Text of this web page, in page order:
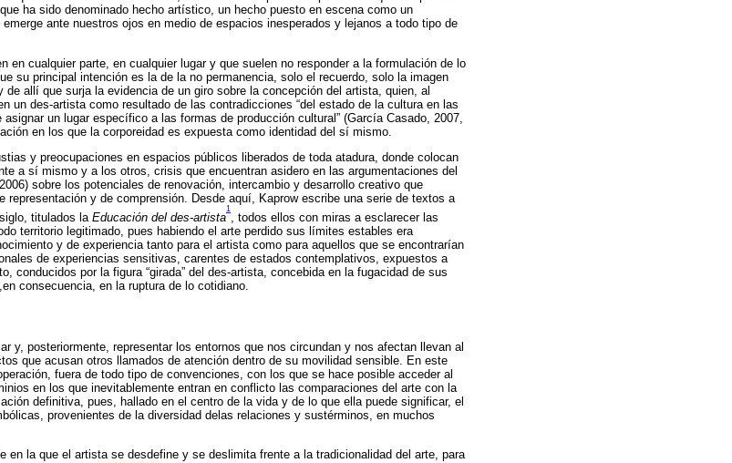
ha sido denominado hecho artístico, un hecho puesto en escena como un
ante nuestros ojos en medio de espacios inesperados y lejanos a todo tipo de
en cualquier parte, en cualquier lugar y que suelen no responder a la formulación de lo
su principal intención es la de la no permanencia, solo el recuerdo, solo la imagen
allí que surja la evidencia de un giro sobre la concepción del artista, quien, al
un des-artista como resultado de las contradicciones “del estado de la cultura en las
un lugar específico a las formas de producción cultural” (García Casado, 2007,
en los que la corporeidad es expuesta como identidad del sí mismo.
y preocupaciones en espacios públicos liberados de toda atadura, donde colocan
a sí mismo y a los otros, crisis que encuentran asidero en las argumentaciones del
sobre los potenciales de renovación, intercambio y desarrollo creativo que
representación y de comprensión. Desde aquí, Kaprow escribe una serie de textos a
titulados la Educación del des-artista
1
, todos ellos con miras a esclarecer las
territorio legitimado, pues habiendo el arte perdido sus límites estables era
y de experiencia tanto para el artista como para aquellos que se encontrarían
de experiencias sensitivas, carentes de estados contemplativos, expuestos a
conducidos por la figura “girada” del des-artista, concebida en la fugacidad de sus
consecuencia, en la ruptura de lo cotidiano.
y, posteriormente, representar los entornos que nos circundan y nos afectan llevan al
que acusan otros llamados de atención dentro de su movilidad sensible. En este
fuera de todo tipo de convenciones, con los que se hace posible acceder al
en los que inevitablemente entran en conflicto las comparaciones del arte con la
definitiva, pues, hallado en el centro de la vida y de lo que ella puede significar, el
provenientes de la diversidad delas relaciones y sustérminos, en muchos
en la que el artista se desdefine y se deslimita frente a la tradicionalidad del arte, para